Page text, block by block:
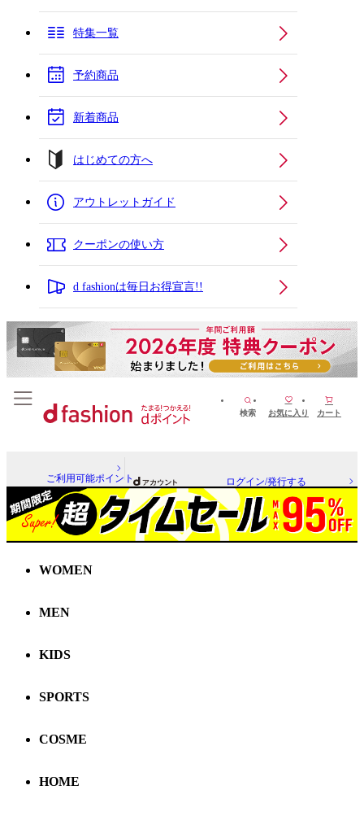
特集一覧
予約商品
新着商品
はじめての方へ
アウトレットガイド
クーポンの使い方
d fashionは毎日お得宣言!!
検索 お気に入り カート
ご利用可能ポイント ログイン/発行する
WOMEN
MEN
KIDS
SPORTS
COSME
HOME